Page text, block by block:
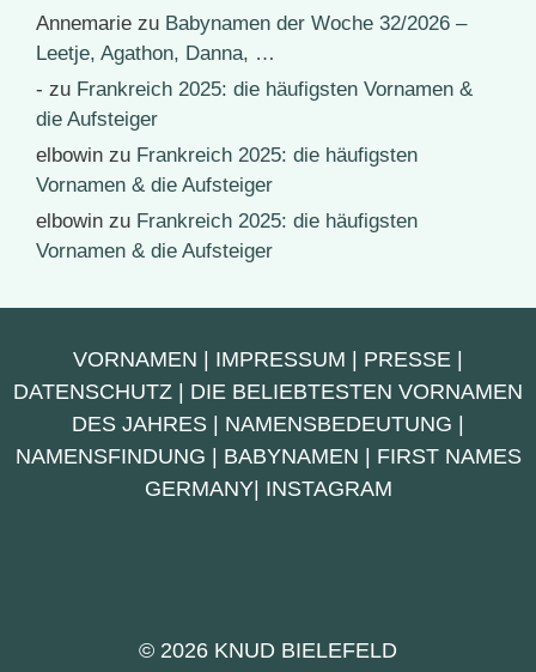
Annemarie zu Babynamen der Woche 32/2026 –
Leetje, Agathon, Danna, …
- zu Frankreich 2025: die häufigsten Vornamen &
die Aufsteiger
elbowin zu Frankreich 2025: die häufigsten
Vornamen & die Aufsteiger
elbowin zu Frankreich 2025: die häufigsten
Vornamen & die Aufsteiger
VORNAMEN | IMPRESSUM | PRESSE |
DATENSCHUTZ | DIE BELIEBTESTEN VORNAMEN
DES JAHRES | NAMENSBEDEUTUNG |
NAMENSFINDUNG | BABYNAMEN | FIRST NAMES
GERMANY| INSTAGRAM
© 2026 KNUD BIELEFELD